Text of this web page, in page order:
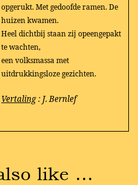
opgerukt. Met gedoofde ramen. De
huizen kwamen.
Heel dichtbij staan zij opeengepakt
te wachten,
een volksmassa met
uitdrukkingsloze gezichten.
Vertaling : J. Bernlef
like …